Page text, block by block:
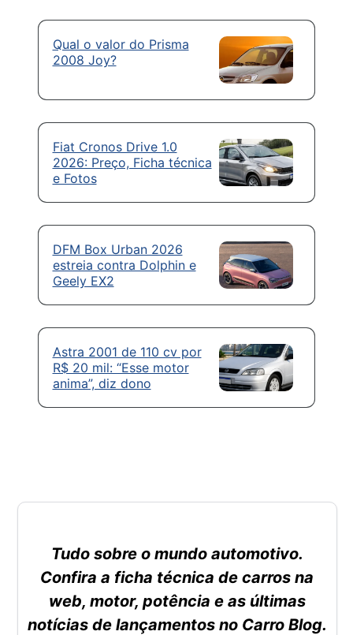
Qual o valor do Prisma
2008 Joy?
Fiat Cronos Drive 1.0
2026: Preço, Ficha técnica
e Fotos
DFM Box Urban 2026
estreia contra Dolphin e
Geely EX2
Astra 2001 de 110 cv por
R$ 20 mil: “Esse motor
anima”, diz dono
Tudo sobre o mundo automotivo.
Confira a ficha técnica de carros na
web, motor, potência e as últimas
notícias de lançamentos no Carro Blog.